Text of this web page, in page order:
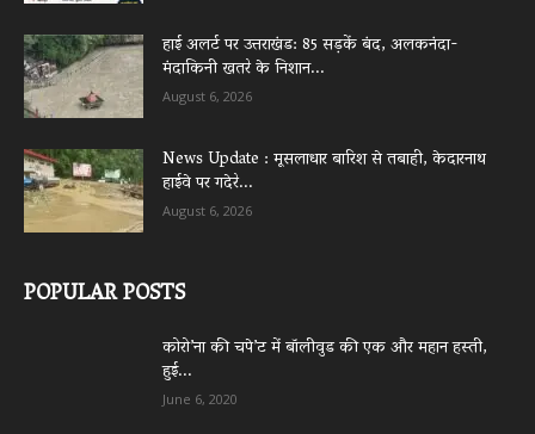
हाई अलर्ट पर उत्तराखंड: 85 सड़कें बंद, अलकनंदा-
मंदाकिनी खतरे के निशान...
August 6, 2026
News Update : मूसलाधार बारिश से तबाही, केदारनाथ
हाईवे पर गदेरे...
August 6, 2026
POPULAR POSTS
कोरो’ना की चपे’ट में बॉलीवुड की एक और महान हस्ती,
हुई...
June 6, 2020